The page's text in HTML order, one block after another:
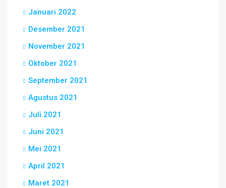
Januari 2022
Desember 2021
November 2021
Oktober 2021
September 2021
Agustus 2021
Juli 2021
Juni 2021
Mei 2021
April 2021
Maret 2021